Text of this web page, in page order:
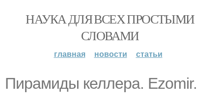
НАУКА ДЛЯ ВСЕХ ПРОСТЫМИ
СЛОВАМИ
главная новости статьи
Пирамиды келлера. Ezomir.